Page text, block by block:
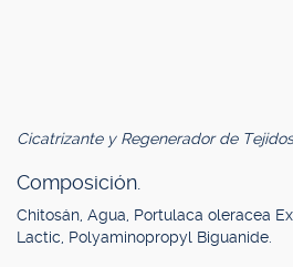
Cicatrizante y Regenerador de
Composición.
Chitosán, Agua, Portulaca oleracea
Lactic, Polyaminopropyl Biguanide.